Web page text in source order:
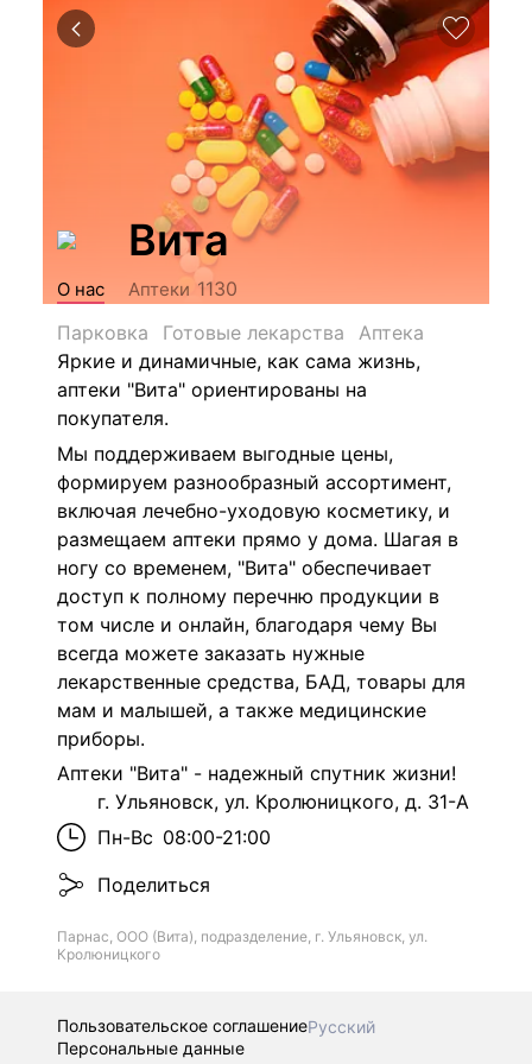
Вита
О нас Аптеки 1130
Парковка
Готовые лекарства
Аптека
Яркие и динамичные, как сама жизнь,
аптеки "Вита" ориентированы на
покупателя.
Мы поддерживаем выгодные цены,
формируем разнообразный ассортимент,
включая лечебно-уходовую косметику, и
размещаем аптеки прямо у дома. Шагая в
ногу со временем, "Вита" обеспечивает
доступ к полному перечню продукции в
том числе и онлайн, благодаря чему Вы
всегда можете заказать нужные
лекарственные средства, БАД, товары для
мам и малышей, а также медицинские
приборы.
Аптеки "Вита" - надежный спутник жизни!
г. Ульяновск, ул. Кролюницкого, д. 31-А
Пн-Вс 08:00-21:00
Поделиться
Парнас, ООО (Вита), подразделение, г. Ульяновск, ул.
Кролюницкого
Пользовательское соглашениеРусский
Персональные данные